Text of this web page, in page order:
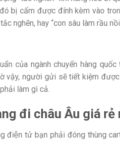
bị cấm được đính kèm vào
nghẽn, hay “con sâu làm rầu nồi
của ngành chuyển hàng
vậy, người gửi sẽ tiết kiệm
làm gì cả.
đi châu Âu giá rẻ
điện tử bạn phải đóng thùng